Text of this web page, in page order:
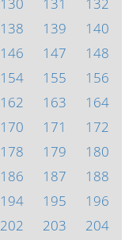
138 139
140
146 147
148
154 155
156
162 163
164
170 171
172
178 179
180
186 187
188
194 195
196
202 203
204